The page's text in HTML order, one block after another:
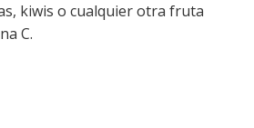
kiwis o cualquier otra fruta
C.